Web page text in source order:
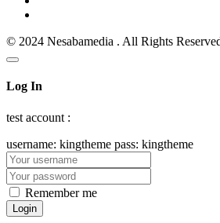
© 2024 Nesabamedia . All Rights
Log In
test account :
username: kingtheme pass: kingtheme
Remember me